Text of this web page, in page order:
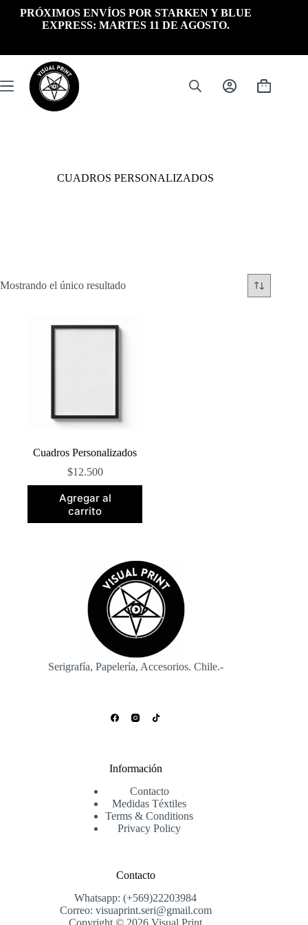
PRÓXIMOS ENVÍOS POR STARKEN Y BLUE
EXPRESS: MARTES 11 DE AGOSTO.
Carrito
CUADROS PERSONALIZADOS
Mostrando el único resultado
Cuadros Personalizados
$12.500
Agregar al
carrito
Serigrafía, Papelería, Accesorios. Chile.-
Información
Contacto
Medidas Téxtiles
Terms & Conditions
Privacy Policy
Contacto
Whatsapp: (+569)22203984
Correo: visuaprint.seri@gmail.com
Copyright © 2026 Visual Print